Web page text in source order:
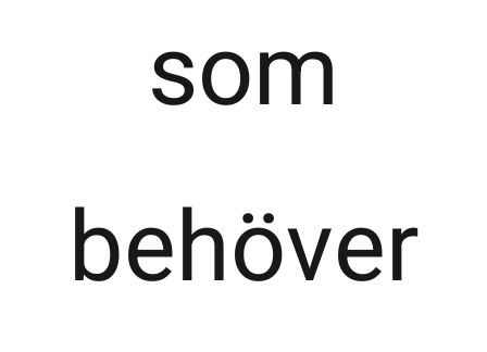
som
behöver